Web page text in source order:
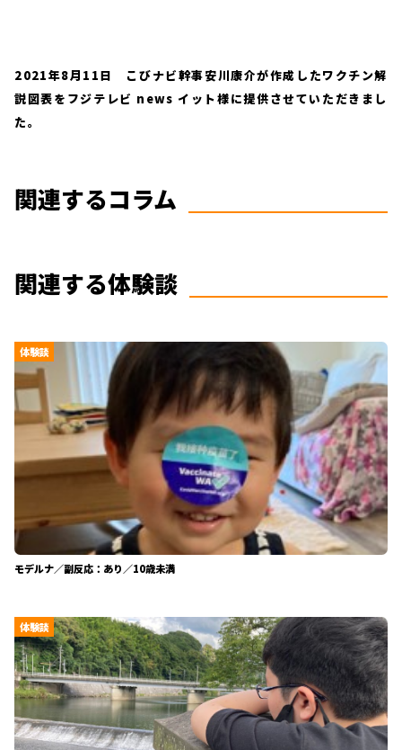
2021年8月11日 こびナビ幹事安川康介が作成したワクチン解
説図表をフジテレビ news イット様に提供させていただきまし
た。
関連するコラム
関連する体験談
体験談
モデルナ／副反応：あり／10歳未満
体験談